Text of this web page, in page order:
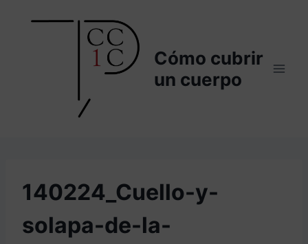
Cómo cubrir
un cuerpo
140224_Cuello-y-
solapa-de-la-